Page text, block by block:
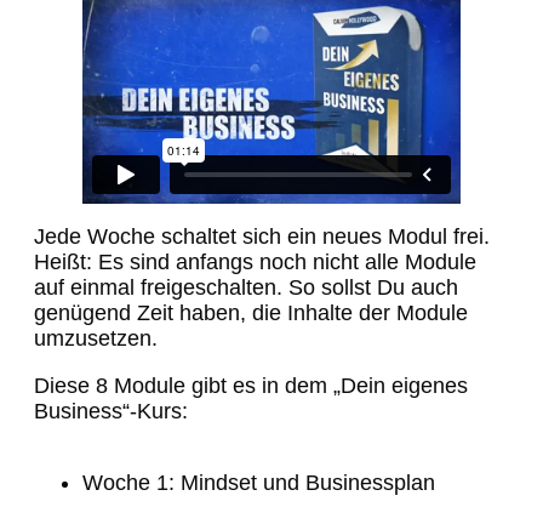
Jede Woche schaltet sich ein neues Modul frei.
Heißt: Es sind anfangs noch nicht alle Module
auf einmal freigeschalten. So sollst Du auch
genügend Zeit haben, die Inhalte der Module
umzusetzen.
Diese 8 Module gibt es in dem „Dein eigenes
Business“-Kurs:
Woche 1: Mindset und Businessplan